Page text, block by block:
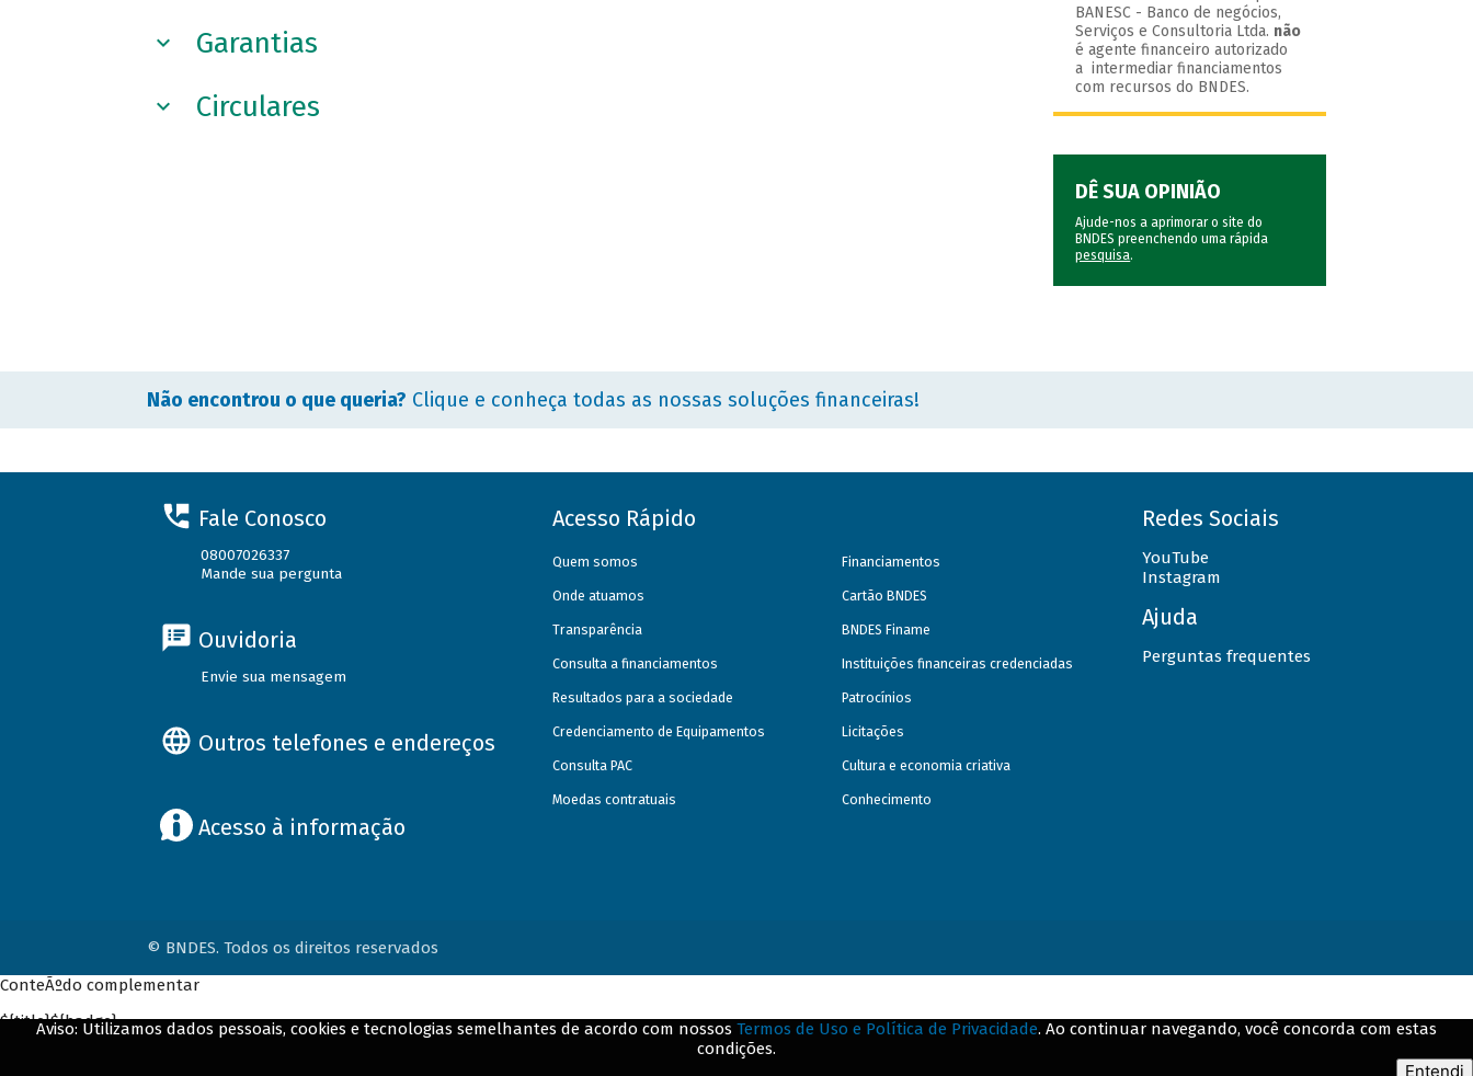
Garantias
Circulares
BANESC - Banco de negócios,
Serviços e Consultoria Ltda. não
é agente financeiro autorizado
a intermediar financiamentos
com recursos do BNDES.
DÊ SUA OPINIÃO
Ajude-nos a aprimorar o site do
BNDES preenchendo uma rápida
pesquisa.
Não encontrou o que queria? Clique e conheça todas as nossas soluções financeiras!
Fale Conosco
08007026337
Mande sua pergunta
Ouvidoria
Envie sua mensagem
Outros telefones e endereços
Acesso à informação
Acesso Rápido
Quem somos
Onde atuamos
Transparência
Consulta a financiamentos
Resultados para a sociedade
Credenciamento de Equipamentos
Consulta PAC
Moedas contratuais
Financiamentos
Cartão BNDES
BNDES Finame
Instituições financeiras credenciadas
Patrocínios
Licitações
Cultura e economia criativa
Conhecimento
Redes Sociais
YouTube
Instagram
Ajuda
Perguntas frequentes
© BNDES. Todos os direitos reservados
Aviso: Utilizamos dados pessoais, cookies e tecnologias semelhantes de acordo com nossos Termos de Uso e Política de Privacidade. Ao continuar navegando, você concorda com estas
condições.
Entendi
ConteÃºdo complementar
${title}${badge}